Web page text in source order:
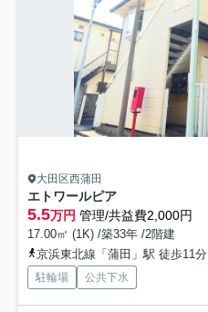
大田区西蒲田
エトワールピア
5.5万円 管理/共益費2,000円
17.00㎡ (1K) /築33年 /2階建
京浜東北線「蒲田」駅 徒歩11分
駐輪場 公共下水